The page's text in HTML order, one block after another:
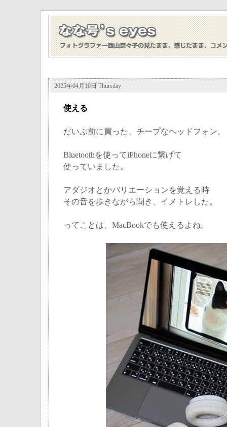
2025年04月10日 Thursday
使える
だいぶ前に買った、チープなヘッドフォン。
Bluetoothを使ってiPhoneに繋げて
使っていました。
アダジオとかバリエーションを覚える時
その音を歩きながら聞き、イメトレした。
ってことは、MacBookでも使えるよね。